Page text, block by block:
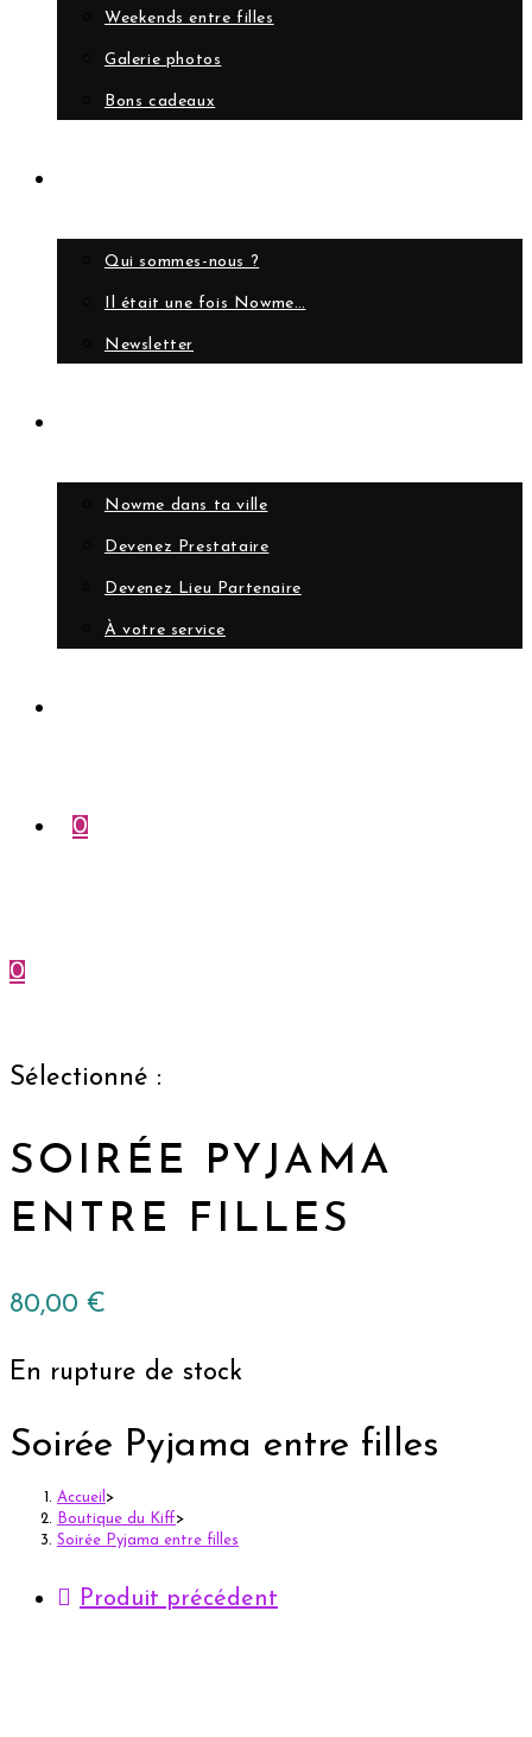
Weekends entre filles
Galerie photos
Bons cadeaux
Qui sommes-nous ?
Il était une fois Nowme…
Newsletter
Nowme dans ta ville
Devenez Prestataire
Devenez Lieu Partenaire
À votre service
0
0
Sélectionné :
SOIRÉE PYJAMA
ENTRE FILLES
80,00 €
En rupture de stock
Soirée Pyjama entre filles
Accueil >
Boutique du Kiff>
Soirée Pyjama entre filles
Produit précédent